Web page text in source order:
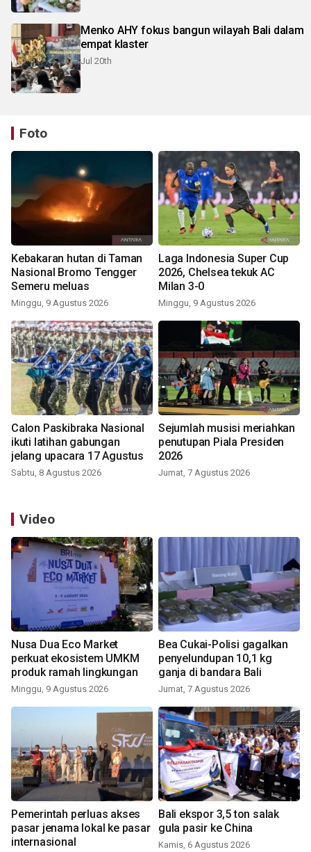
Menko AHY fokus bangun wilayah Bali dalam
empat klaster
Jul 20th
Foto
Kebakaran hutan di Taman
Nasional Bromo Tengger
Semeru meluas
Minggu, 9 Agustus 2026
Laga Indonesia Super Cup
2026, Chelsea tekuk AC
Milan 3-0
Minggu, 9 Agustus 2026
Calon Paskibraka Nasional
ikuti latihan gabungan
jelang upacara 17 Agustus
Sabtu, 8 Agustus 2026
Sejumlah musisi meriahkan
penutupan Piala Presiden
2026
Jumat, 7 Agustus 2026
Video
Nusa Dua Eco Market
perkuat ekosistem UMKM
produk ramah lingkungan
Minggu, 9 Agustus 2026
Bea Cukai-Polisi gagalkan
penyelundupan 10,1 kg
ganja di bandara Bali
Jumat, 7 Agustus 2026
Pemerintah perluas akses
pasar jenama lokal ke pasar
internasional
Bali ekspor 3,5 ton salak
gula pasir ke China
Kamis, 6 Agustus 2026